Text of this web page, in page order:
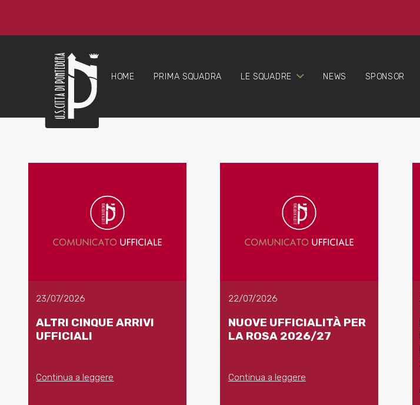
HOME PRIMA SQUADRA LE SQUADRE NEWS SPONSOR
23/07/2026
ALTRI CINQUE ARRIVI
UFFICIALI
Continua a leggere
22/07/2026
NUOVE UFFICIALITÀ PER
LA ROSA 2026/27
Continua a leggere